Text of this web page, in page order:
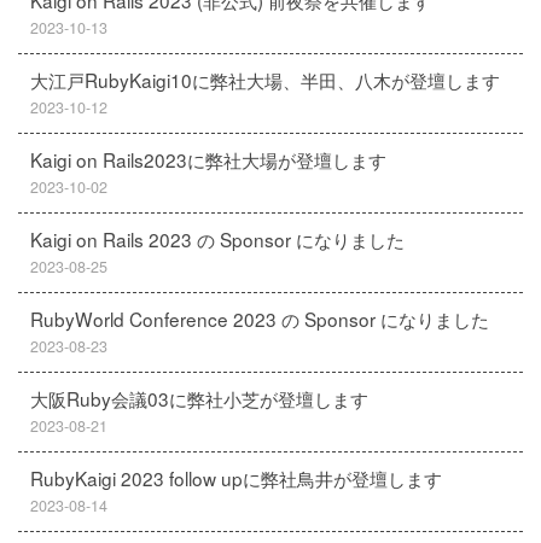
2023-10-13
大江戸RubyKaigi10に弊社大場、半田、八木が登壇します
2023-10-12
Kaigi on Rails2023に弊社大場が登壇します
2023-10-02
Kaigi on Rails 2023 の Sponsor になりました
2023-08-25
RubyWorld Conference 2023 の Sponsor になりました
2023-08-23
大阪Ruby会議03に弊社小芝が登壇します
2023-08-21
RubyKaigi 2023 follow upに弊社鳥井が登壇します
2023-08-14